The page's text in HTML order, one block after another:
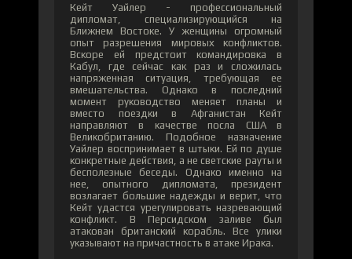
Кейт Уайлер - профессиональный
дипломат, специализирующийся на
Ближнем Востоке. У женщины огромный
опыт разрешения мировых конфликтов.
Вскоре ей предстоит командировка в
Кабул, где сейчас как раз и сложилась
напряженная ситуация, требующая ее
вмешательства. Однако в последний
момент руководство меняет планы и
вместо поездки в Афганистан Кейт
направляют в качестве посла США в
Великобританию. Подобное назначение
Уайлер воспринимает в штыки. Ей по душе
конкретные действия, а не светские рауты и
бесполезные беседы. Однако именно на
нее, опытного дипломата, президент
возлагает большие надежды и верит, что
Кейт удастся урегулировать назревающий
конфликт. В Персидском заливе был
атакован британский корабль. Все улики
указывают на причастность в атаке Ирака.